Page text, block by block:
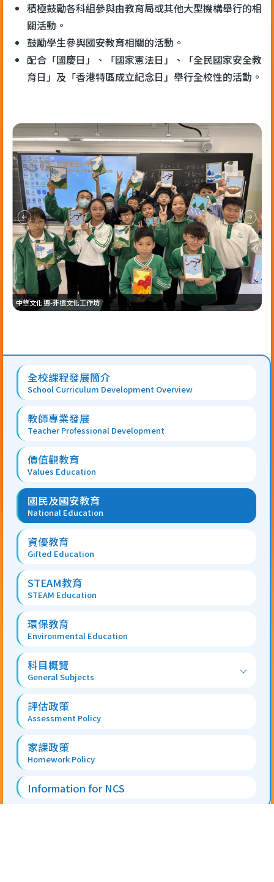
積極鼓勵各科組參與由教育局或其他大型機構舉行的相
關活動。
鼓勵學生參與國安教育相關的活動。
配合「國慶日」、「國家憲法日」、「全民國家安全教
育日」及「香港特區成立紀念日」舉行全校性的活動。
中華文化週-非遺文化工作坊
中華文化週-非遺文化工作坊
Main
navigation
全校課程發展簡介
School Curriculum Development Overview
教師專業發展
Teacher Professional Development
價值觀教育
Values Education
國民及國安教育
National Education
資優教育
Gifted Education
STEAM教育
STEAM Education
環保教育
Environmental Education
科目概覽
General Subjects
評估政策
Assessment Policy
家課政策
Homework Policy
Information for NCS